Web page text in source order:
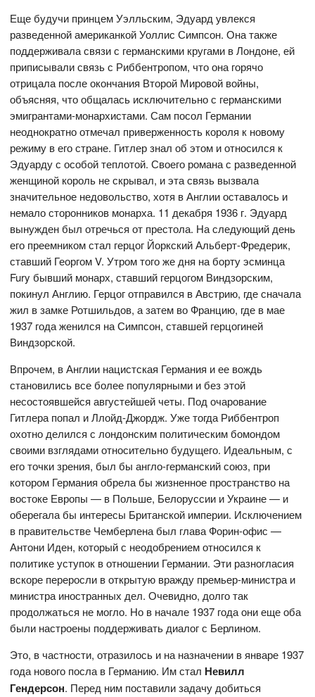
Еще будучи принцем Уэлльским, Эдуард увлекся
разведенной американкой Уоллис Симпсон. Она также
поддерживала связи с германскими кругами в Лондоне, ей
приписывали связь с Риббентропом, что она горячо
отрицала после окончания Второй Мировой войны,
объясняя, что общалась исключительно с германскими
эмигрантами-монархистами. Сам посол Германии
неоднократно отмечал приверженность короля к новому
режиму в его стране. Гитлер знал об этом и относился к
Эдуарду с особой теплотой. Своего романа с разведенной
женщиной король не скрывал, и эта связь вызвала
значительное недовольство, хотя в Англии оставалось и
немало сторонников монарха. 11 декабря 1936 г. Эдуард
вынужден был отречься от престола. На следующий день
его преемником стал герцог Йоркский Альберт-Фредерик,
ставший Георгом V. Утром того же дня на борту эсминца
Fury бывший монарх, ставший герцогом Виндзорским,
покинул Англию. Герцог отправился в Австрию, где сначала
жил в замке Ротшильдов, а затем во Францию, где в мае
1937 года женился на Симпсон, ставшей герцогиней
Виндзорской.
Впрочем, в Англии нацистская Германия и ее вождь
становились все более популярными и без этой
несостоявшейся августейшей четы. Под очарование
Гитлера попал и Ллойд-Джордж. Уже тогда Риббентроп
охотно делился с лондонским политическим бомондом
своими взглядами относительно будущего. Идеальным, с
его точки зрения, был бы англо-германский союз, при
котором Германия обрела бы жизненное пространство на
востоке Европы — в Польше, Белоруссии и Украине — и
оберегала бы интересы Британской империи. Исключением
в правительстве Чемберлена был глава Форин-офис —
Антони Иден, который с неодобрением относился к
политике уступок в отношении Германии. Эти разногласия
вскоре переросли в открытую вражду премьер-министра и
министра иностранных дел. Очевидно, долго так
продолжаться не могло. Но в начале 1937 года они еще оба
были настроены поддерживать диалог с Берлином.
Это, в частности, отразилось и на назначении в январе 1937
года нового посла в Германию. Им стал Невилл
Гендерсон. Перед ним поставили задачу добиться